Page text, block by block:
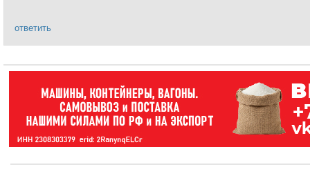
ответить